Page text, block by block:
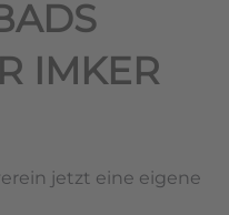
IMKER
jetzt eine eigene